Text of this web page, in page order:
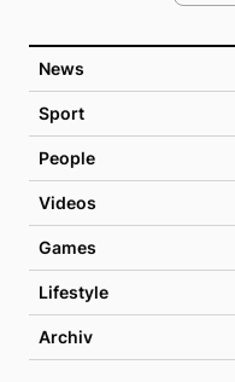
News
Sport
People
Videos
Games
Lifestyle
Archiv